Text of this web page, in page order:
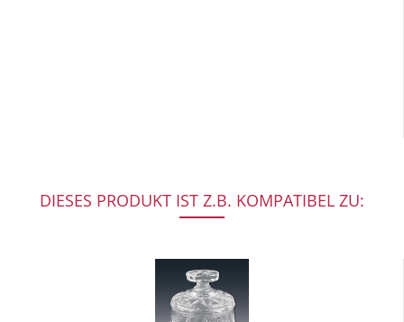
DIESES PRODUKT IST Z.B. KOMPATIBEL ZU: